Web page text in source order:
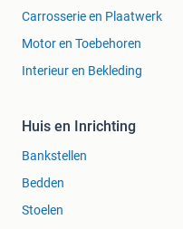
Carrosserie en Plaatwerk
Motor en Toebehoren
Interieur en Bekleding
Huis en Inrichting
Bankstellen
Bedden
Stoelen